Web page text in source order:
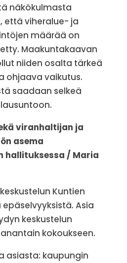
näkökulmasta
että viheralue- ja
määrää on
Maakuntakaavan
niiden osalta tärkeä
ohjaava vaikutus.
saadaan selkeä
viranhaltijan ja
asema
hallituksessa / Maria
Kuntien
Asia
keskustelun
kokoukseen.
asiasta: kaupungin